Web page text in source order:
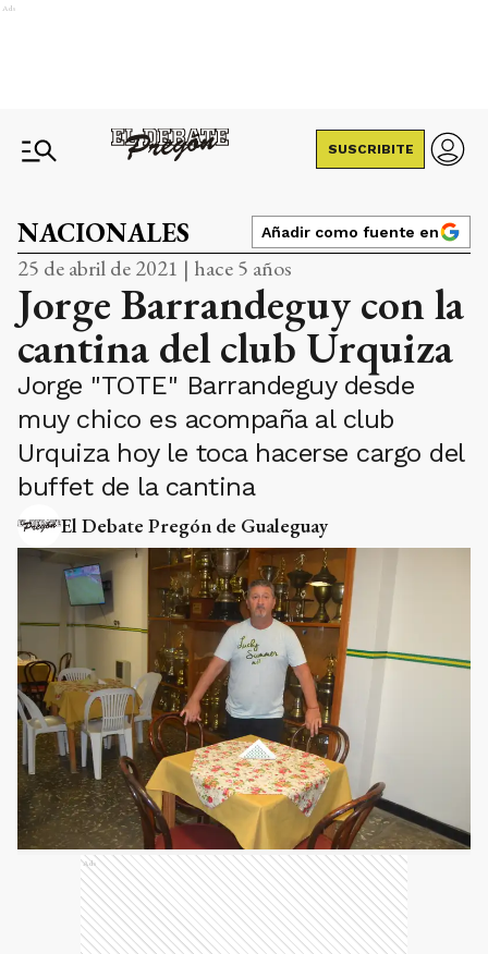
Ads
SUSCRIBITE
NACIONALES Añadir como fuente en
25 de abril de 2021 | hace 5 años
Jorge Barrandeguy con la
cantina del club Urquiza
Jorge "TOTE" Barrandeguy desde
muy chico es acompaña al club
Urquiza hoy le toca hacerse cargo del
buffet de la cantina
El Debate Pregón de Gualeguay
Ads